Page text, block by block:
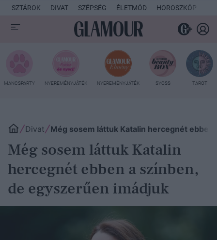
SZTÁROK DIVAT SZÉPSÉG ÉLETMÓD HOROSZKÓP
MANCSPARTY NYEREMÉNYJÁTÉK NYEREMÉNYJÁTÉK SYOSS TAROT
Divat Még sosem láttuk Katalin hercegnét
Még sosem láttuk Katalin
hercegnét ebben a színben,
de egyszerűen imádjuk